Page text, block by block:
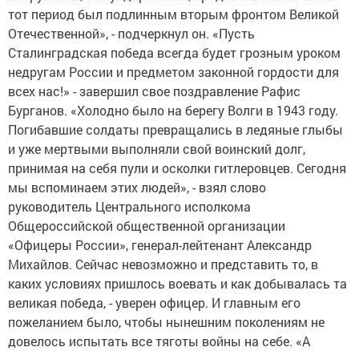
тот период был подлинным вторым фронтом Великой
Отечественной», - подчеркнул он. «Пусть
Сталинградская победа всегда будет грозным уроком
недругам России и предметом законной гордости для
всех нас!» - завершил свое поздравление Рафис
Бурганов. «Холодно было на берегу Волги в 1943 году.
Погибавшие солдаты превращались в ледяные глыбы
и уже мертвыми выполняли свой воинский долг,
принимая на себя пули и осколки гитлеровцев. Сегодня
мы вспоминаем этих людей», - взял слово
руководитель Центрального исполкома
Общероссийской общественной организации
«Офицеры России», генерал-лейтенант Александр
Михайлов. Сейчас невозможно и представить то, в
каких условиях пришлось воевать и как добывалась та
великая победа, - уверен офицер. И главным его
пожеланием было, чтобы нынешним поколениям не
довелось испытать все тяготы войны на себе. «А